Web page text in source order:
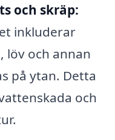
och skräp:
inkluderar
löv och annan
på ytan. Detta
och